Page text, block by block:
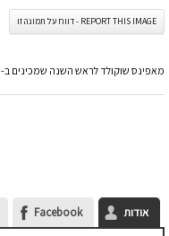
REPORT THIS IMAGE - דווח על תמונה זו
מאפינס שוקולד לראש השנה שמכינים ב-10 דקות. מגישים עם גרגירי רימון מעל
אודות Facebook